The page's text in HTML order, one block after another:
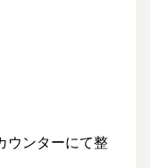
ウンターにて整